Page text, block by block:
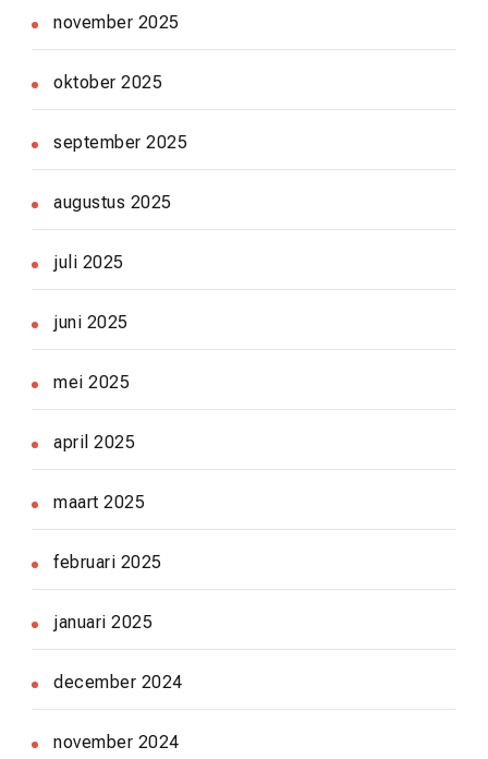
november 2025
oktober 2025
september 2025
augustus 2025
juli 2025
juni 2025
mei 2025
april 2025
maart 2025
februari 2025
januari 2025
december 2024
november 2024